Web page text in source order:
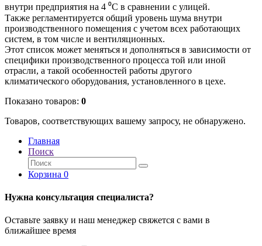
внутри предприятия на 4 ⁰С в сравнении с улицей.
Также регламентируется общий уровень шума внутри
производственного помещения с учетом всех работающих
систем, в том числе и вентиляционных.
Этот список может меняться и дополняться в зависимости от
специфики производственного процесса той или иной
отрасли, а такой особенностей работы другого
климатического оборудования, установленного в цехе.
Показано товаров: 0
Товаров, соответствующих вашему запросу, не обнаружено.
Главная
Поиск
Корзина 0
Нужна консультация специалиста?
Оставьте заявку и наш менеджер свяжется с вами в
ближайшее время